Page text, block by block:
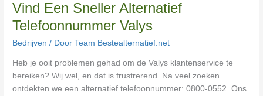
Vind Een Sneller Alternatief
Telefoonnummer Valys
Bedrijven / DoorTeam Bestealternatief.net
Heb je ooit problemen gehad om de Valys klantenservice te
bereiken? Wij wel, en dat is frustrerend. Na veel zoeken
ontdekten we een alternatief telefoonnummer: 0800-0552. Ons
Alternatief
Telefoonnummer
Valys